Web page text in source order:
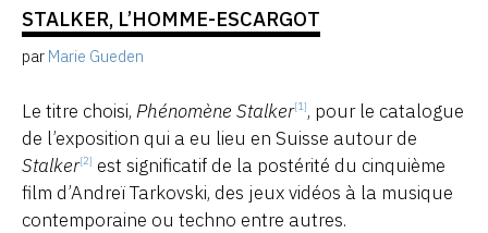
STALKER, L’HOMME-ESCARGOT
par Marie Gueden
Le titre choisi, Phénomène Stalker[1], pour le catalogue
de l’exposition qui a eu lieu en Suisse autour de
Stalker[2] est significatif de la postérité du cinquième
film d’Andreï Tarkovski, des jeux vidéos à la musique
contemporaine ou techno entre autres.